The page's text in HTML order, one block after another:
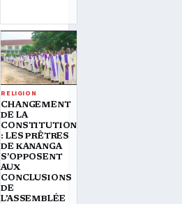
RELIGION
CHANGEMENT
DE LA
CONSTITUTION
: LES PRÊTRES
DE KANANGA
S’OPPOSENT
AUX
CONCLUSIONS
DE
L’ASSEMBLÉE